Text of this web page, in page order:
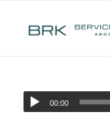
00:00